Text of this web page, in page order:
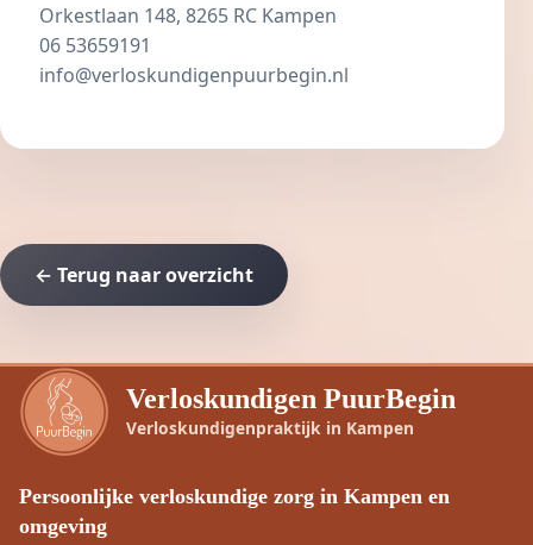
Orkestlaan 148, 8265 RC Kampen
06 53659191
info@verloskundigenpuurbegin.nl
← Terug naar overzicht
Verloskundigen PuurBegin
Verloskundigenpraktijk in Kampen
Persoonlijke verloskundige zorg in Kampen en
omgeving